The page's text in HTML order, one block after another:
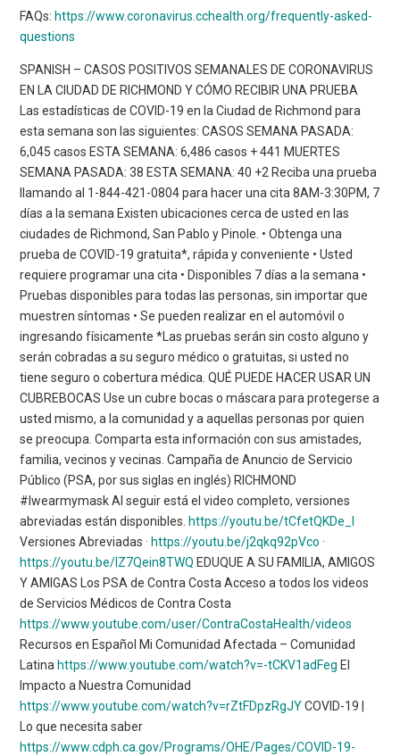
FAQs: https://www.coronavirus.cchealth.org/frequently-asked-
questions
SPANISH – CASOS POSITIVOS SEMANALES DE CORONAVIRUS
EN LA CIUDAD DE RICHMOND Y CÓMO RECIBIR UNA PRUEBA
Las estadísticas de COVID-19 en la Ciudad de Richmond para
esta semana son las siguientes: CASOS SEMANA PASADA:
6,045 casos ESTA SEMANA: 6,486 casos + 441 MUERTES
SEMANA PASADA: 38 ESTA SEMANA: 40 +2 Reciba una prueba
llamando al 1-844-421-0804 para hacer una cita 8AM-3:30PM, 7
días a la semana Existen ubicaciones cerca de usted en las
ciudades de Richmond, San Pablo y Pinole. • Obtenga una
prueba de COVID-19 gratuita*, rápida y conveniente • Usted
requiere programar una cita • Disponibles 7 días a la semana •
Pruebas disponibles para todas las personas, sin importar que
muestren síntomas • Se pueden realizar en el automóvil o
ingresando físicamente *Las pruebas serán sin costo alguno y
serán cobradas a su seguro médico o gratuitas, si usted no
tiene seguro o cobertura médica. QUÉ PUEDE HACER USAR UN
CUBREBOCAS Use un cubre bocas o máscara para protegerse a
usted mismo, a la comunidad y a aquellas personas por quien
se preocupa. Comparta esta información con sus amistades,
familia, vecinos y vecinas. Campaña de Anuncio de Servicio
Público (PSA, por sus siglas en inglés) RICHMOND
#Iwearmymask Al seguir está el video completo, versiones
abreviadas están disponibles. https://youtu.be/tCfetQKDe_I
Versiones Abreviadas · https://youtu.be/j2qkq92pVco ·
https://youtu.be/lZ7Qein8TWQ EDUQUE A SU FAMILIA, AMIGOS
Y AMIGAS Los PSA de Contra Costa Acceso a todos los videos
de Servicios Médicos de Contra Costa
https://www.youtube.com/user/ContraCostaHealth/videos
Recursos en Español Mi Comunidad Afectada – Comunidad
Latina https://www.youtube.com/watch?v=-tCKV1adFeg El
Impacto a Nuestra Comunidad
https://www.youtube.com/watch?v=rZtFDpzRgJYCOVID-19 |
Lo que necesita saber
https://www.cdph.ca.gov/Programs/OHE/Pages/COVID-19-